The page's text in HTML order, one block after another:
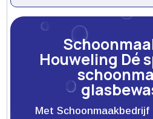
Houweling Dé
Met Schoonmaakbedrijf